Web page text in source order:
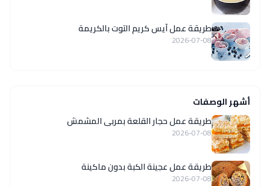
طريقة عمل آيس كريم التوت بالكريمة
2026-07-08
أشهر الوصفات
طريقة عمل حجار القلعة بمربى المشمش
2026-07-08
طريقة عمل عجينة الكبة بدون ماكينة
2026-07-08